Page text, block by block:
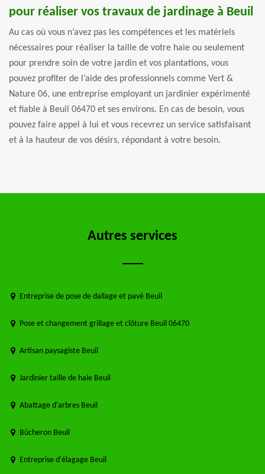
pour réaliser vos travaux de jardinage à Beuil
Au cas où vous n’avez pas les compétences et les matériels
nécessaires pour réaliser la taille de votre haie ou seulement
pour prendre soin de votre jardin et vos plantations, vous
pouvez profiter de l’aide des professionnels comme Vert &
Nature 06, une entreprise employant un jardinier expérimenté
et fiable à Beuil 06470 et ses environs. En cas de besoin, vous
pouvez faire appel à lui et vous recevrez un service satisfaisant
et à la hauteur de vos désirs, répondant à votre besoin.
Autres services
Entreprise de pose de dallage et pavé Beuil
Pose et changement grillage et clôture Beuil 06470
Artisan paysagiste Beuil
Jardinier taille de haie Beuil
Abattage d'arbres Beuil
Bûcheron Beuil
Entreprise d'élagage Beuil